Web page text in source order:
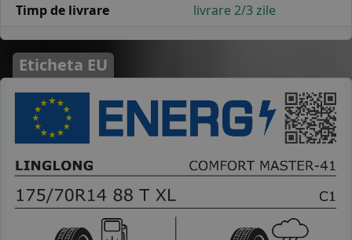
Timp de livrare
livrare 2/3 zile
Eticheta EU